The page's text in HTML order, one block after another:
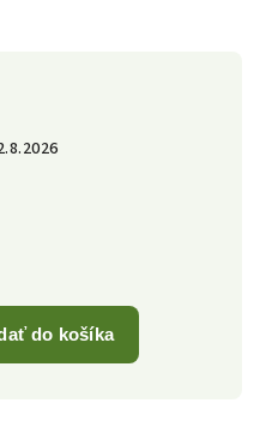
do košíka